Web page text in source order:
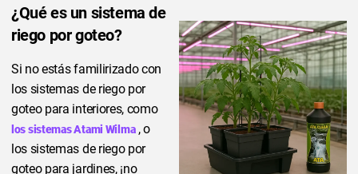
¿Qué es un sistema de
riego por goteo?
Si no estás familirizado con
los sistemas de riego por
goteo para interiores, como
los sistemas Atami Wilma, o
los sistemas de riego por
goteo para jardines, ¡no